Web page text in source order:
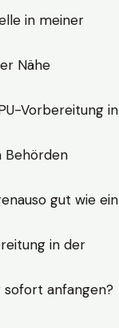
in meiner
Nähe
Vorbereitung in
Behörden
gut wie ein
in der
sofort anfangen?